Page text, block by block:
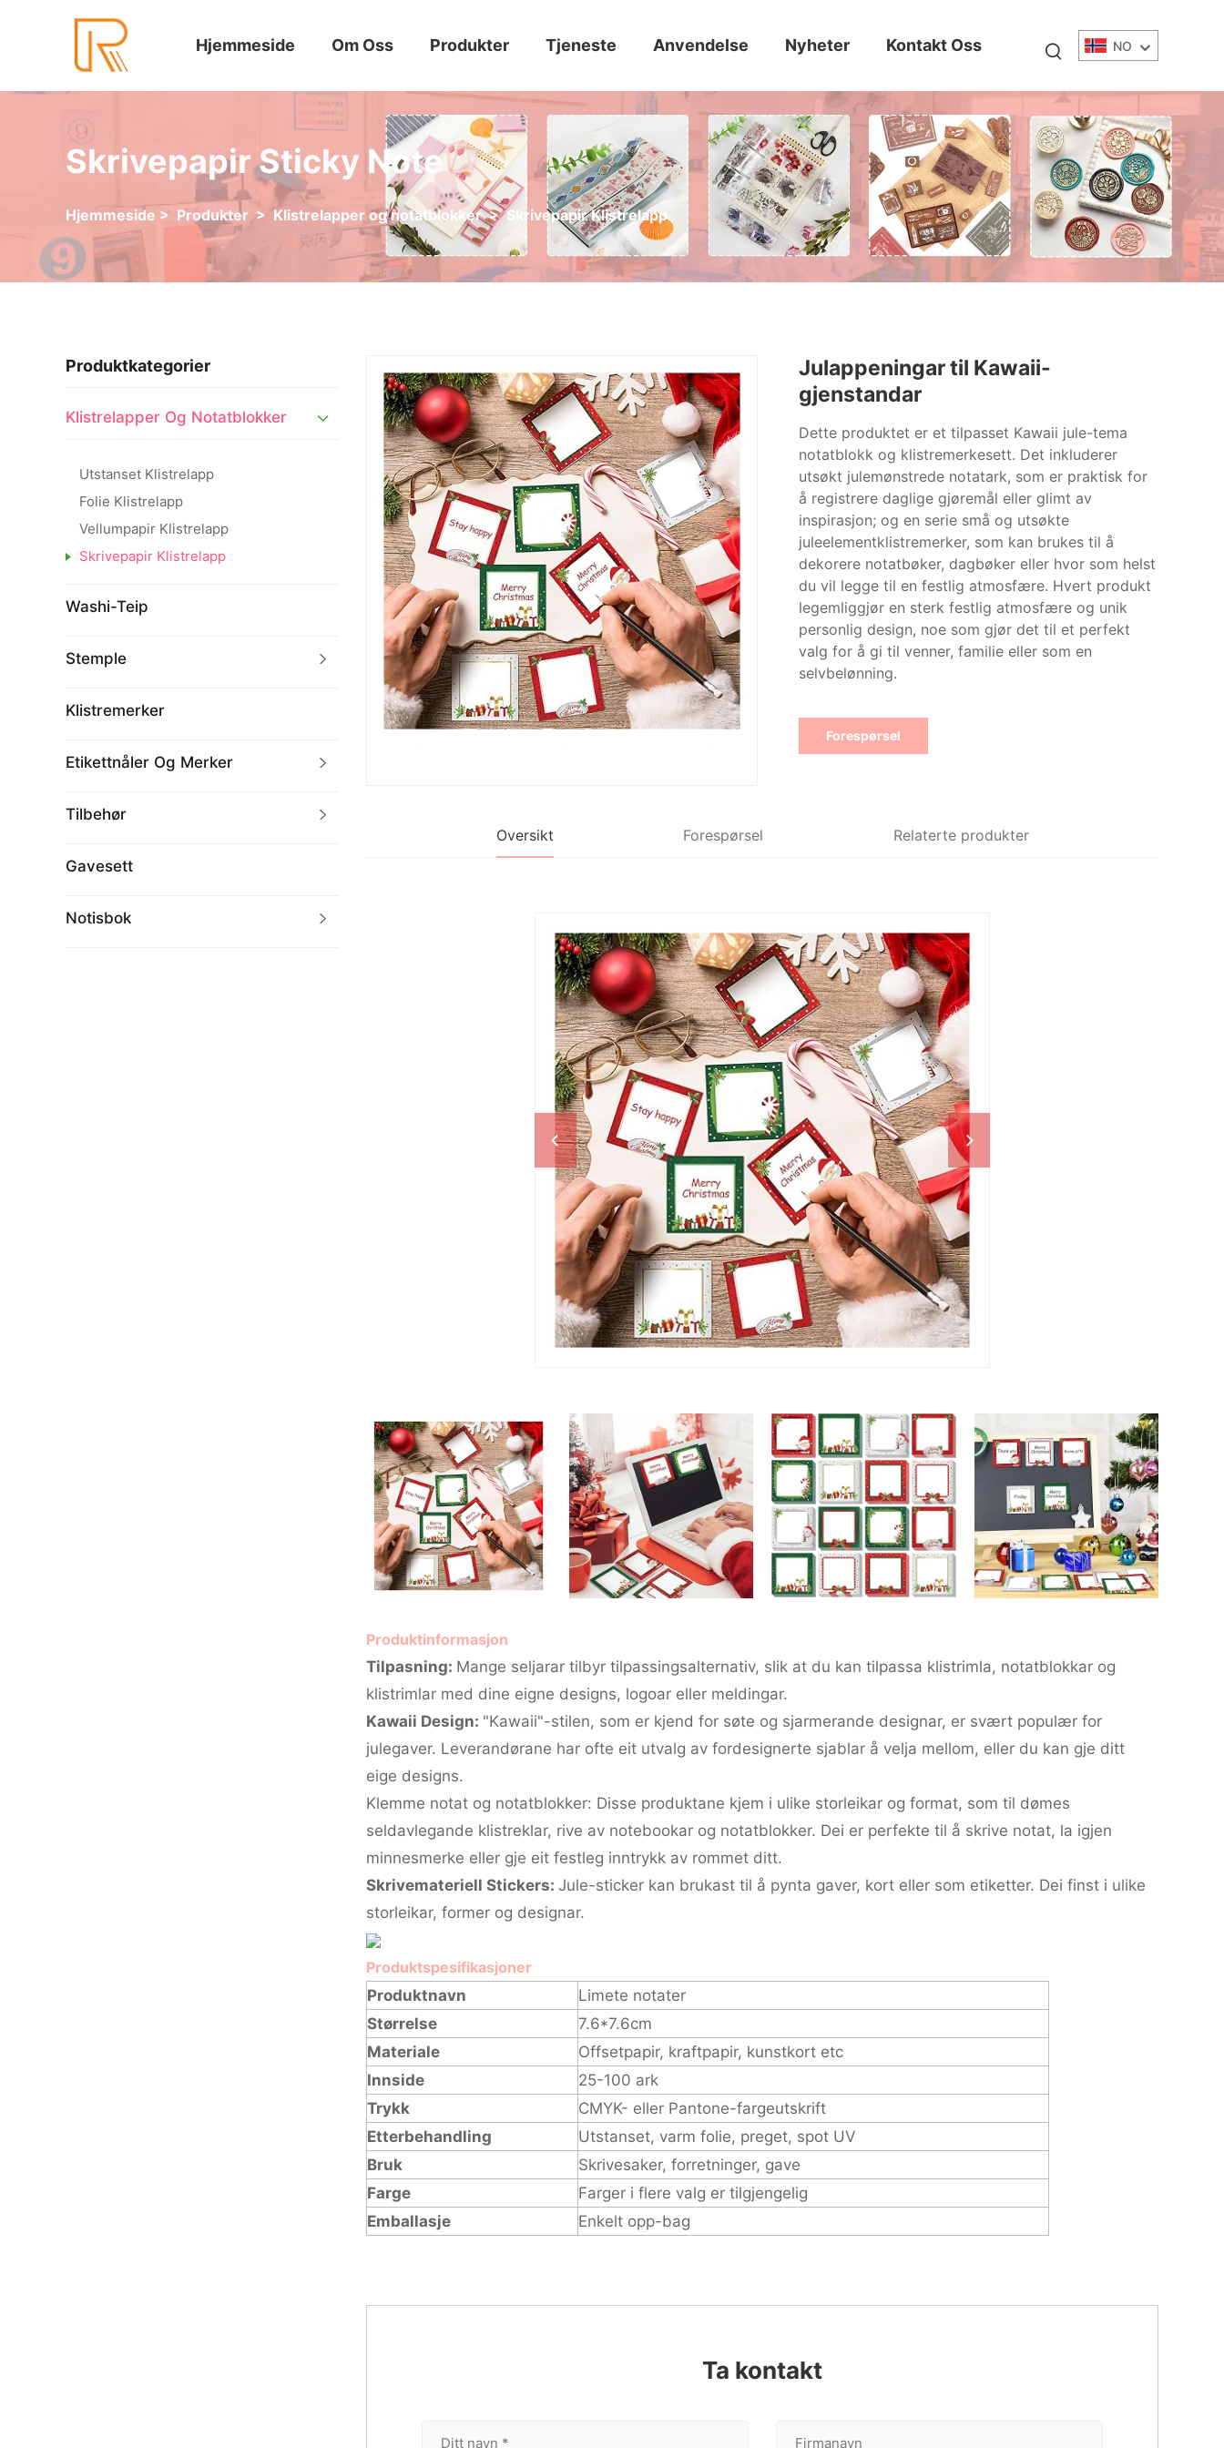
Hjemmeside Om Oss Produkter Tjeneste Anvendelse Nyheter Kontakt Oss NO
Skrivepapir Sticky Note
Hjemmeside > Produkter > Klistrelapper og notatblokker>Skrivepapir Klistrelapp
Produktkategorier
Klistrelapper Og Notatblokker
Utstanset Klistrelapp
Folie Klistrelapp
Vellumpapir Klistrelapp
Skrivepapir Klistrelapp
Washi-Teip
Stemple
Klistremerker
Etikettnåler Og Merker
Tilbehør
Gavesett
Notisbok
Julappeningar til Kawaii-
gjenstandar
Dette produktet er et tilpasset Kawaii jule-tema
notatblokk og klistremerkesett. Det inkluderer
utsøkt julemønstrede notatark, som er praktisk for
å registrere daglige gjøremål eller glimt av
inspirasjon; og en serie små og utsøkte
juleelementklistremerker, som kan brukes til å
dekorere notatbøker, dagbøker eller hvor som helst
du vil legge til en festlig atmosfære. Hvert produkt
legemliggjør en sterk festlig atmosfære og unik
personlig design, noe som gjør det til et perfekt
valg for å gi til venner, familie eller som en
selvbelønning.
Forespørsel
Oversikt Forespørsel Relaterte produkter
Produktinformasjon
Tilpasning: Mange seljarar tilbyr tilpassingsalternativ, slik at du kan tilpassa klistrimla, notatblokkar og
klistrimlar med dine eigne designs, logoar eller meldingar.
Kawaii Design: "Kawaii"-stilen, som er kjend for søte og sjarmerande designar, er svært populær for
julegaver. Leverandørane har ofte eit utvalg av fordesignerte sjablar å velja mellom, eller du kan gje ditt
eige designs.
Klemme notat og notatblokker: Disse produktane kjem i ulike storleikar og format, som til dømes
seldavlegande klistreklar, rive av notebookar og notatblokker. Dei er perfekte til å skrive notat, la igjen
minnesmerke eller gje eit festleg inntrykk av rommet ditt.
Skrivemateriell Stickers: Jule-sticker kan brukast til å pynta gaver, kort eller som etiketter. Dei finst i ulike
storleikar, former og designar.
Produktspesifikasjoner
Produktnavn
Limete notater
Størrelse
7.6*7.6cm
Materiale
Offsetpapir, kraftpapir, kunstkort etc
Innside
25-100 ark
Trykk
CMYK- eller Pantone-fargeutskrift
Etterbehandling
Utstanset, varm folie, preget, spot UV
Bruk
Skrivesaker, forretninger, gave
Farge
Farger i flere valg er tilgjengelig
Emballasje
Enkelt opp-bag
Ta kontakt